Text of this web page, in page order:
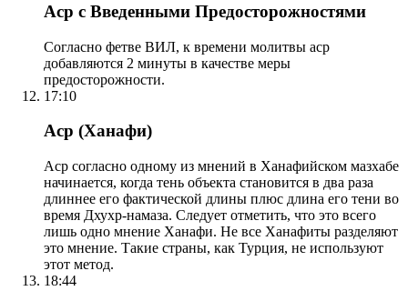
Аср с Введенными Предосторожностями
Согласно фетве ВИЛ, к времени молитвы аср
добавляются 2 минуты в качестве меры
предосторожности.
17:10
Аср (Ханафи)
Аср согласно одному из мнений в Ханафийском мазхабе
начинается, когда тень объекта становится в два раза
длиннее его фактической длины плюс длина его тени во
время Дхухр-намаза. Следует отметить, что это всего
лишь одно мнение Ханафи. Не все Ханафиты разделяют
это мнение. Такие страны, как Турция, не используют
этот метод.
18:44